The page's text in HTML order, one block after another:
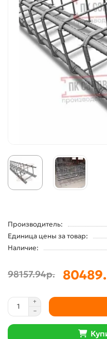
Производитель:
Единица цены за товар:
Наличие:
98157.94р.